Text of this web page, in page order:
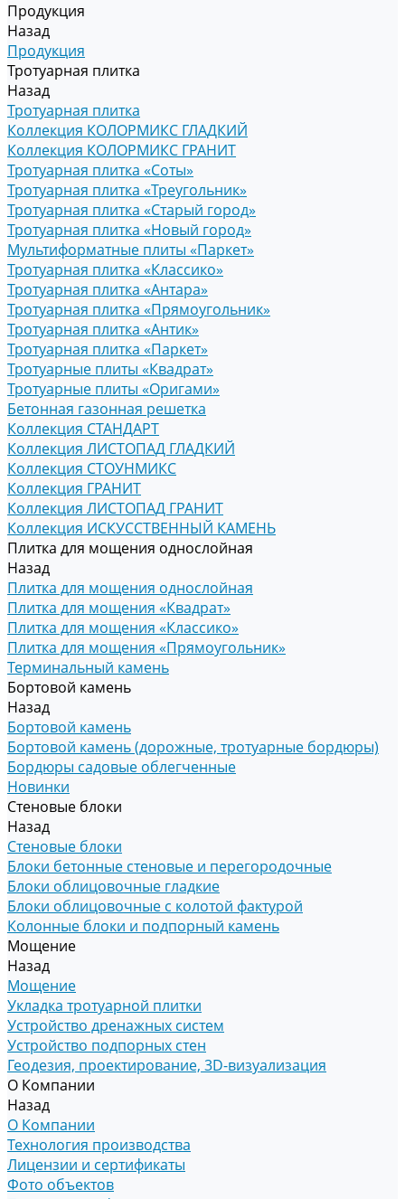
Продукция
Назад
Продукция
Тротуарная плитка
Назад
Тротуарная плитка
Коллекция КОЛОРМИКС ГЛАДКИЙ
Коллекция КОЛОРМИКС ГРАНИТ
Тротуарная плитка «Соты»
Тротуарная плитка «Треугольник»
Тротуарная плитка «Старый город»
Тротуарная плитка «Новый город»
Мультиформатные плиты «Паркет»
Тротуарная плитка «Классико»
Тротуарная плитка «Антара»
Тротуарная плитка «Прямоугольник»
Тротуарная плитка «Антик»
Тротуарная плитка «Паркет»
Тротуарные плиты «Квадрат»
Тротуарные плиты «Оригами»
Бетонная газонная решетка
Коллекция СТАНДАРТ
Коллекция ЛИСТОПАД ГЛАДКИЙ
Коллекция СТОУНМИКС
Коллекция ГРАНИТ
Коллекция ЛИСТОПАД ГРАНИТ
Коллекция ИСКУССТВЕННЫЙ КАМЕНЬ
Плитка для мощения однослойная
Назад
Плитка для мощения однослойная
Плитка для мощения «Квадрат»
Плитка для мощения «Классико»
Плитка для мощения «Прямоугольник»
Терминальный камень
Бортовой камень
Назад
Бортовой камень
Бортовой камень (дорожные, тротуарные бордюры)
Бордюры садовые облегченные
Новинки
Стеновые блоки
Назад
Стеновые блоки
Блоки бетонные стеновые и перегородочные
Блоки облицовочные гладкие
Блоки облицовочные с колотой фактурой
Колонные блоки и подпорный камень
Мощение
Назад
Мощение
Укладка тротуарной плитки
Устройство дренажных систем
Устройство подпорных стен
Геодезия, проектирование, 3D-визуализация
О Компании
Назад
О Компании
Технология производства
Лицензии и сертификаты
Фото объектов